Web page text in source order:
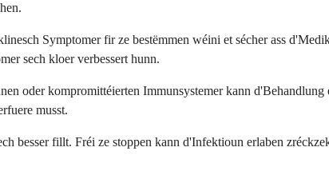
Symptomer fir ze bestëmmen wéini et sécher ass
sech kloer verbessert hunn.
oder kompromittéierten Immunsystemer kann
musst.
besser fillt. Fréi ze stoppen kann d'Infektioun erlaben